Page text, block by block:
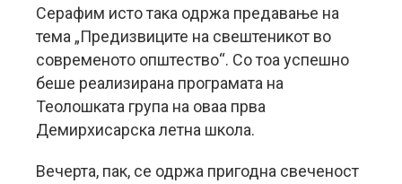
Серафим исто така одржа предавање на
тема „Предизвиците на свештеникот во
современото општество“. Со тоа успешно
беше реализирана програмата на
Теолошката група на оваа прва
Демирхисарска летна школа.
Вечерта, пак, се одржа пригодна свеченост